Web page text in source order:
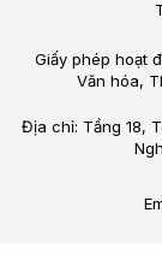
Giấy phép hoạt
Văn hóa,
Địa chỉ: Tầng 18,